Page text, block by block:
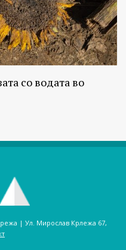
со водата во
| Ул. Мирослав Крлежа 67,